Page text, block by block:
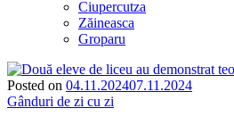
Ciupercutza
Zăineasca
Groparu
Posted on 04.11.202407.11.2024
Gânduri de zi cu zi